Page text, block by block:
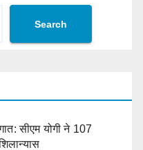
Search
सीएम योगी ने 107